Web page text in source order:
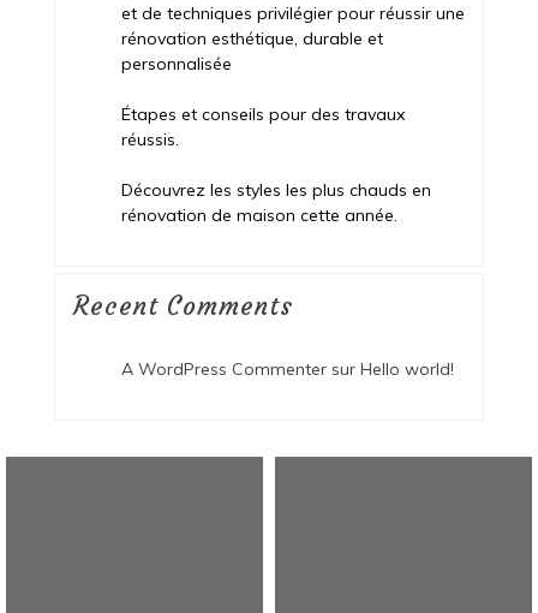
et de techniques privilégier pour réussir une
rénovation esthétique, durable et
personnalisée
Étapes et conseils pour des travaux
réussis.
Découvrez les styles les plus chauds en
rénovation de maison cette année.
Recent Comments
A WordPress Commentersur Hello world!